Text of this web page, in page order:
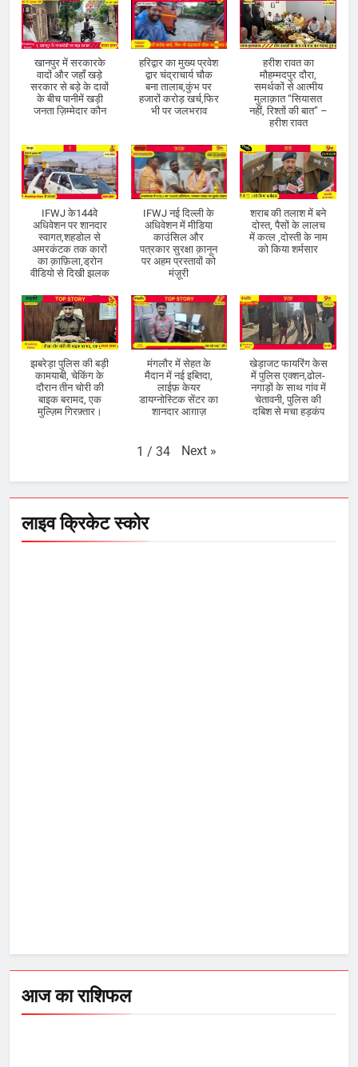
खानपुर में सरकारके
वादों और जहाँ खड़े
सरकार से बड़े के दावों
के बीच पानीमें खड़ी
जनता ज़िम्मेदार कौन
हरिद्वार का मुख्य प्रवेश
द्वार चंद्राचार्य चौक
बना तालाब,कुंभ पर
हजारों करोड़ खर्च,फिर
भी पर जलभराव
हरीश रावत का
मौहम्मदपुर दौरा,
समर्थकों से आत्मीय
मुलाक़ात “सियासत
नहीं, रिश्तों की बात” –
हरीश रावत
IFWJ के144वे
अधिवेशन पर शानदार
स्वागत,शहडोल से
अमरकंटक तक कारों
का क़ाफ़िला,ड्रोन
वीडियो से दिखी झलक
IFWJ नई दिल्ली के
अधिवेशन में मीडिया
काउंसिल और
पत्रकार सुरक्षा क़ानून
पर अहम प्रस्तावों को
मंज़ूरी
शराब की तलाश में बने
दोस्त, पैसों के लालच
में कत्ल ,दोस्ती के नाम
को किया शर्मसार
झबरेड़ा पुलिस की बड़ी
कामयाबी, चेकिंग के
दौरान तीन चोरी की
बाइक बरामद, एक
मुल्ज़िम गिरफ़्तार।
मंगलौर में सेहत के
मैदान में नई इब्तिदा,
लाईफ़ केयर
डायग्नोस्टिक सेंटर का
शानदार आग़ाज़
खेड़ाजट फायरिंग केस
में पुलिस एक्शन,ढोल-
नगाड़ों के साथ गांव में
चेतावनी, पुलिस की
दबिश से मचा हड़कंप
1 / 34 Next »
लाइव क्रिकेट स्कोर
आज का राशिफल